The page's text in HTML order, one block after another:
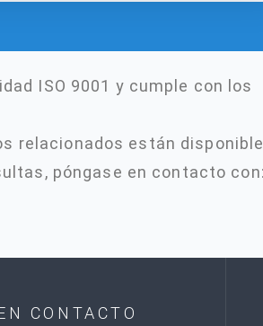
ISO 9001 y cumple con los
relacionados están
póngase en contacto con:
CONTACTO